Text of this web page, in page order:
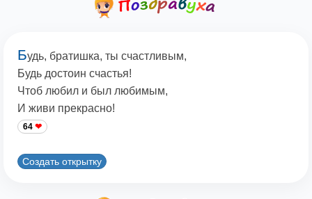
Будь, братишка, ты счастливым,
Будь достоин счастья!
Чтоб любил и был любимым,
И живи прекрасно!
64
Создать открытку